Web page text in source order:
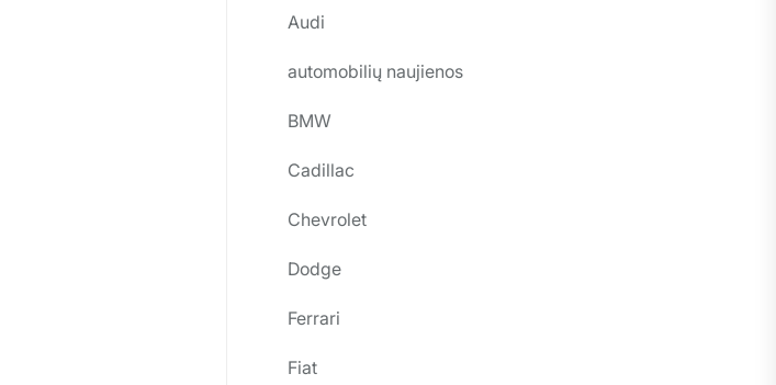
Audi
automobilių naujienos
BMW
Cadillac
Chevrolet
Dodge
Ferrari
Fiat